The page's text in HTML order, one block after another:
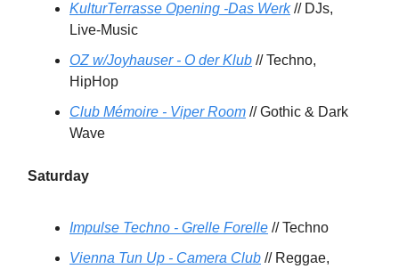
KulturTerrasse Opening -Das Werk// DJs,
Live-Music
OZ w/Joyhauser - O der Klub // Techno,
HipHop
Club Mémoire - Viper Room // Gothic & Dark
Wave
Saturday
Impulse Techno - Grelle Forelle // Techno
Vienna Tun Up - Camera Club // Reggae,